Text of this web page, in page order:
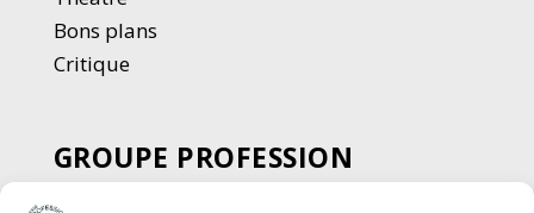
Bons plans
Critique
GROUPE PROFESSION
SPECTACLE